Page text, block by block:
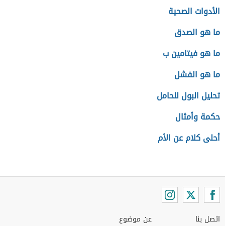
الأدوات الصحية
ما هو الصدق
ما هو فيتامين ب
ما هو الفشل
تحليل البول للحامل
حكمة وأمثال
أحلى كلام عن الأم
اتصل بنا عن موضوع